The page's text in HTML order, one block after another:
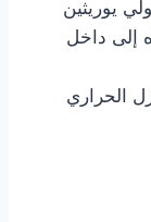
يوريثين
إلى داخل
الحراري